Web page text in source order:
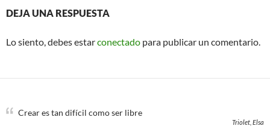
DEJA UNA RESPUESTA
Lo siento, debes estarconectado para publicar un comentario.
Crear es tan difícil como ser libre
Triolet, Elsa